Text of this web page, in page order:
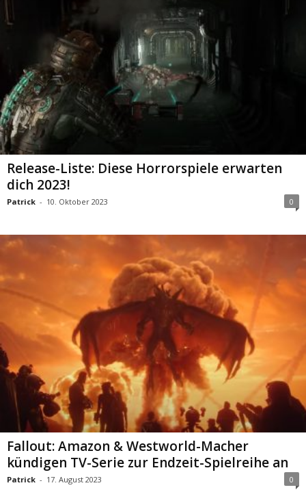
Release-Liste: Diese Horrorspiele erwarten
dich 2023!
Patrick - 10. Oktober 2023 0
Fallout: Amazon & Westworld-Macher
kündigen TV-Serie zur Endzeit-Spielreihe an
Patrick - 17. August 2023 0